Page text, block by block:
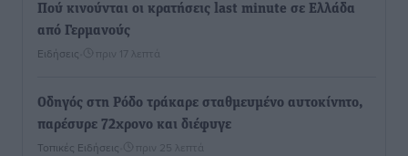
Πού κινούνται οι κρατήσεις last minute σε Ελλάδα
από Γερμανούς
Ειδήσεις πριν 17 λεπτά
Οδηγός στη Ρόδο τράκαρε σταθμευμένο αυτοκίνητο,
παρέσυρε 72χρονο και διέφυγε
Τοπικές Ειδήσεις πριν 25 λεπτά